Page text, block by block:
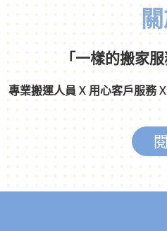
「一樣的搬家
專業搬運人員 X 用心客戶服務